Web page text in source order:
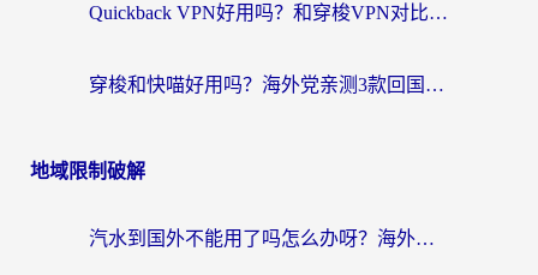
Quickback VPN好用吗？和穿梭VPN对比哪个回国效果更好？海外党必看的真实测评与选择指南
穿梭和快喵好用吗？海外党亲测3款回国加速器，附日本回国VPN避坑指南
地域限制破解
汽水到国外不能用了吗怎么办呀？海外党追剧看片的救星在这里！